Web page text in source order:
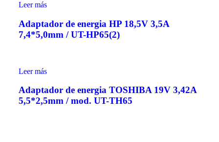
Leer más
Adaptador de energia HP 18,5V 3,5A
7,4*5,0mm / UT-HP65(2)
Leer más
Adaptador de energia TOSHIBA 19V 3,42A
5,5*2,5mm / mod. UT-TH65